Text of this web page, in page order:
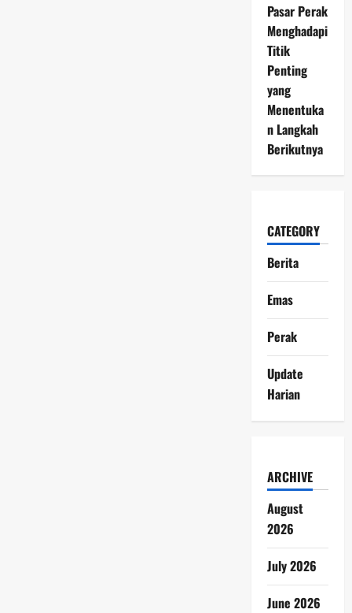
Pasar Perak
Menghadapi
Titik
Penting
yang
Menentuka
n Langkah
Berikutnya
CATEGORY
Berita
Emas
Perak
Update
Harian
ARCHIVE
August
2026
July 2026
June 2026